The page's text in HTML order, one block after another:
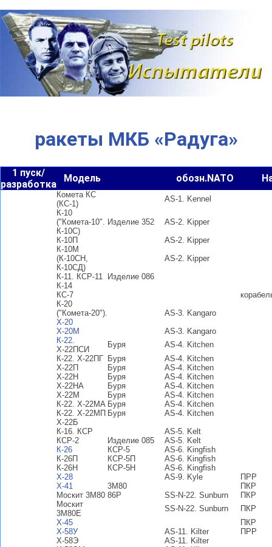
Наверх
ракеты МКБ «Радуга»
1 пуск/
разработка
Модель обозн.NATO
Комета КС
(КС-1)
AS-1. Kennel
К-10
("Комета-10".
К-10С)
Изделие 352
AS-2. Kipper
К-10П
AS-2. Kipper
К-10М
(К-10СН,
К-10СД)
AS-2. Kipper
К-11. КСР-11
Изделие 086
К-14
КС-7
К-20
("Комета-20").
Х-20
AS-3. Kangaro
Х-20М
AS-3. Kangaro
К-22.
Х-22ПСИ
Буря
AS-4. Kitchen
К-22. Х-22ПГ Буря
AS-4. Kitchen
Х-22П
Буря
AS-4. Kitchen
Х-22Н
Буря
AS-4. Kitchen
Х-22НА
Буря
AS-4. Kitchen
Х-22М
Буря
AS-4. Kitchen
К-22. Х-22МА Буря
AS-4. Kitchen
К-22. Х-22МП Буря
AS-4. Kitchen
Х-22Б
К-16. КСР
AS-5. Kelt
КСР-2
Изделие 085
AS-5. Kelt
К-26
КСР-5
AS-6. Kingfish
К-26П
КСР-5П
AS-6. Kingfish
К-26Н
КСР-5Н
AS-6. Kingfish
Х-28
AS-9. Kyle
ПРР
Х-41
3М80
ПКР
Москит 3М80 86Р SS-N-22. Sunburn
ПКР
Москит
3М80Е
SS-N-22. Sunburn
ПКР
Х-45
ПКР
Х-58У
AS-11. Kilter
ПРР
Х-58Э
AS-11. Kilter